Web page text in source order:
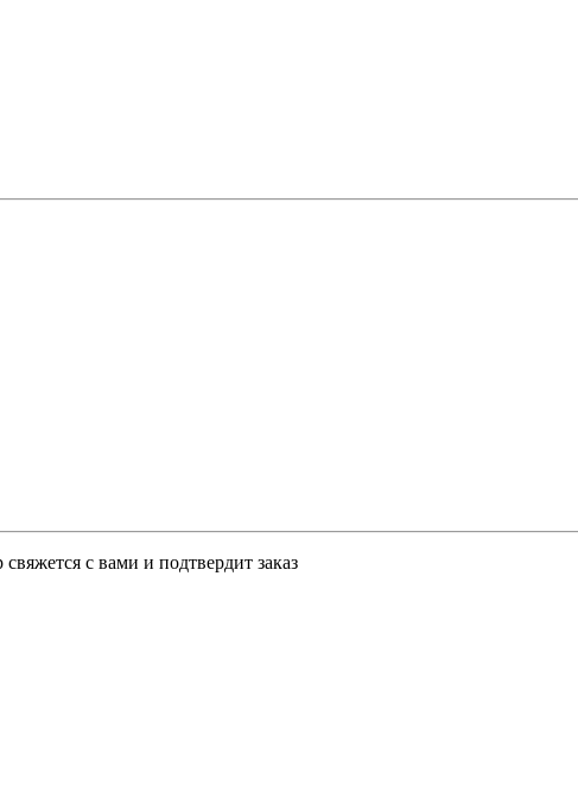
с вами и подтвердит заказ